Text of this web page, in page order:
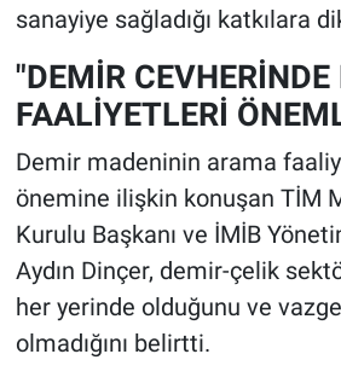
sanayiye sağladığı katkılara
"DEMİR
FAALİYETLERİ
Demir madeninin arama
önemine ilişkin konuşan TİM
Kurulu Başkanı ve İMİB
Aydın Dinçer, demir-çelik
her yerinde olduğunu ve
olmadığını belirtti.